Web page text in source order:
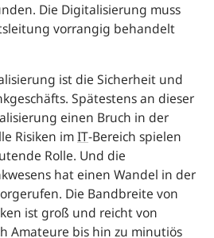
Die Digitalisierung muss
vorrangig behandelt
ist die Sicherheit und
Spätestens an dieser
einen Bruch in der
Risiken imIT-Bereich spielen
Rolle. Und die
hat einen Wandel in der
Die Bandbreite von
ist groß und reicht von
Amateure bis hin zu minutiös